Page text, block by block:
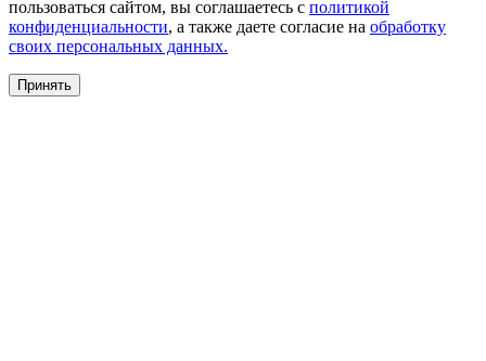
пользоваться сайтом, вы соглашаетесь с политикой
конфиденциальности, а также даете согласие на обработку
своих персональных данных.
Принять